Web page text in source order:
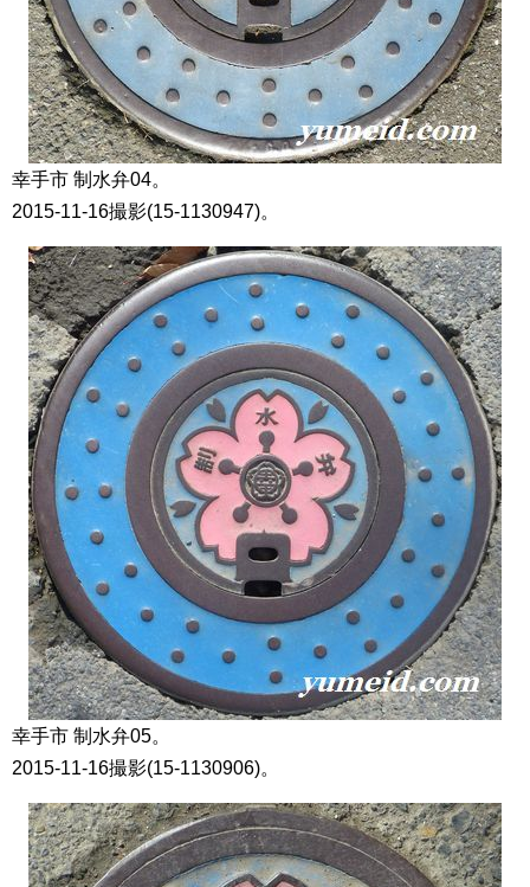
幸手市 制水弁04。
2015-11-16撮影(15-1130947)。
幸手市 制水弁05。
2015-11-16撮影(15-1130906)。